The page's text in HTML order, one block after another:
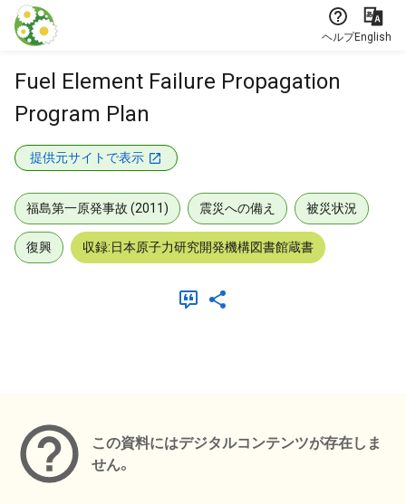
本文に飛ぶ
ヘルプEnglish
Fuel Element Failure Propagation
Program Plan
提供元サイトで表示
福島第一原発事故 (2011) 震災への備え 被災状況
復興 収録:日本原子力研究開発機構図書館蔵書
この資料にはデジタルコンテンツが存在しま
せん。